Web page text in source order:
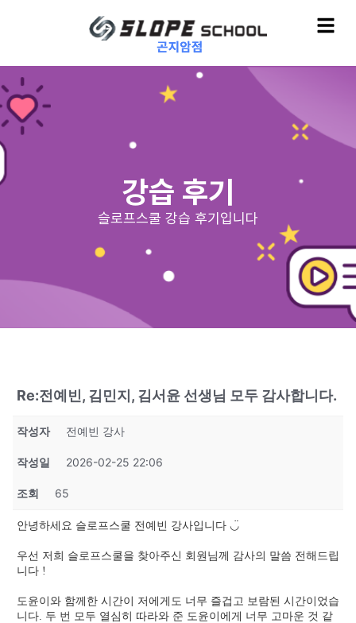
강습 후기
슬로프스쿨 강습 후기입니다
Re:전예빈, 김민지, 김서윤 선생님 모두 감사합니다.
작성자 전예빈 강사
작성일 2026-02-25 22:06
조회 65
안녕하세요 슬로프스쿨 전예빈 강사입니다 ◡̈
우선 저희 슬로프스쿨을 찾아주신 회원님께 감사의 말씀 전해드립
니다 !
도윤이와 함께한 시간이 저에게도 너무 즐겁고 보람된 시간이었습
니다. 두 번 모두 열심히 따라와 준 도윤이에게 너무 고마운 것 같